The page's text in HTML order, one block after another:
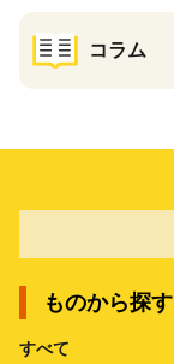
コラム
ものから探す
すべて